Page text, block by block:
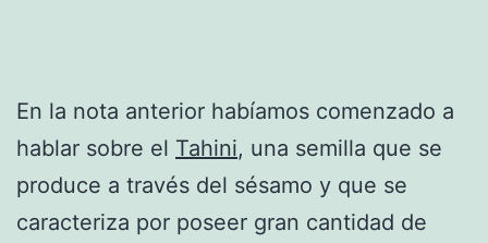
En la nota anterior habíamos comenzado a
hablar sobre el Tahini, una semilla que se
produce a través del sésamo y que se
caracteriza por poseer gran cantidad de